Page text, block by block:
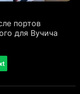
портов
для Вучича